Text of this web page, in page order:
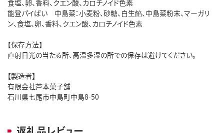
食塩、卵、香料、クエン酸、カロチノイド色素
能登パイぱい 中島菜：小麦粉、砂糖、白生餡、中島菜粉末、マーガリ
ン、食塩、卵、香料、クエン酸、カロチノイド色素
【保存方法】
直射日光の当たる所、高温多湿の所での保存は避けてください。
【製造者】
有限会社芦本菓子舗
石川県七尾市中島町中島8-50